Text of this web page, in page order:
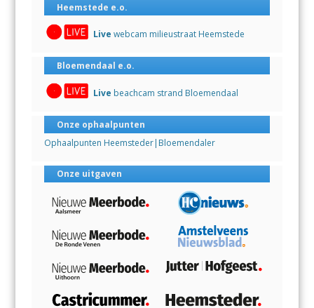
Heemstede e.o.
Live webcam milieustraat Heemstede
Bloemendaal e.o.
Live beachcam strand Bloemendaal
Onze ophaalpunten
Ophaalpunten Heemsteder|Bloemendaler
Onze uitgaven